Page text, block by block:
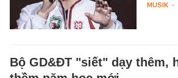
MUSIK -
Bộ GD&ĐT "siết" dạy thêm,